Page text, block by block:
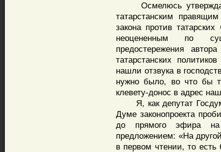
Осмелюсь
татарстанским
закона против
неоцененным по
предостережения
татарстанских
нашли отзвука в
нужно было, во что бы
клевету-донос в адрес
Я, как депутат
Думе законопроекта
до прямого эфира
предложением: «На
в первом чтении, то